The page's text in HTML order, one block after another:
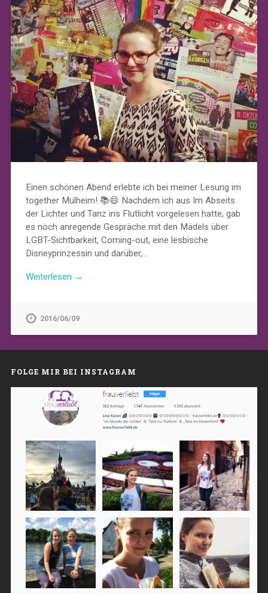
Einen schönen Abend erlebte ich bei meiner Lesung im
together Mülheim! 📚😄 Nachdem ich aus Im Abseits
der Lichter und Tanz ins Flutlicht vorgelesen hatte, gab
es noch anregende Gespräche mit den Mädels über
LGBT-Sichtbarkeit, Coming-out, eine lesbische
Disneyprinzessin und darüber,…
Weiterlesen →
2016/06/09
FOLGE MIR BEI INSTAGRAM